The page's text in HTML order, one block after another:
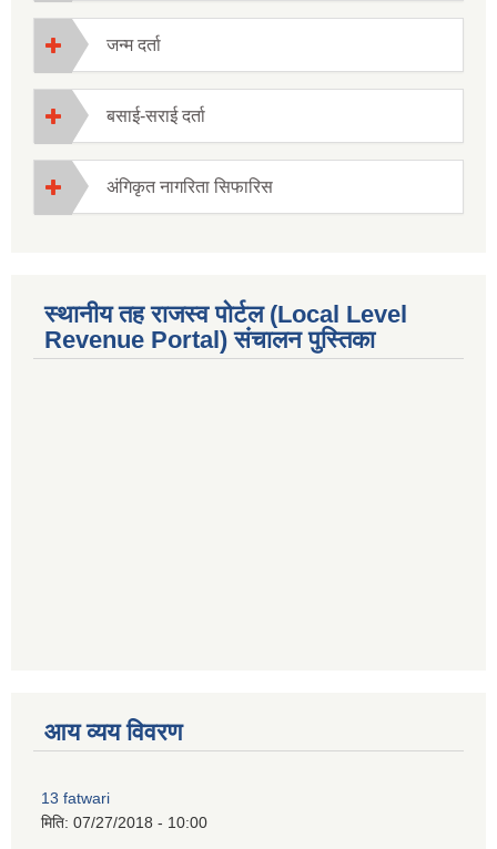
जन्म दर्ता
बसाई-सराई दर्ता
अंगिकृत नागरिता सिफारिस
स्थानीय तह राजस्व पोर्टल (Local Level
Revenue Portal) संचालन पुस्तिका
आय व्यय विवरण
13 fatwari
मिति: 07/27/2018 - 10:00